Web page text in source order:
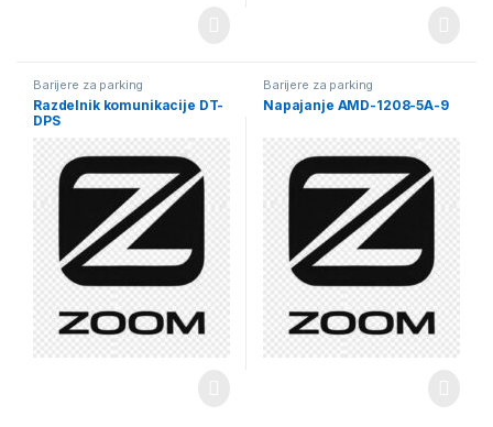
Barijere za parking
Razdelnik komunikacije DT-
DPS
Barijere za parking
Napajanje AMD-1208-5A-9